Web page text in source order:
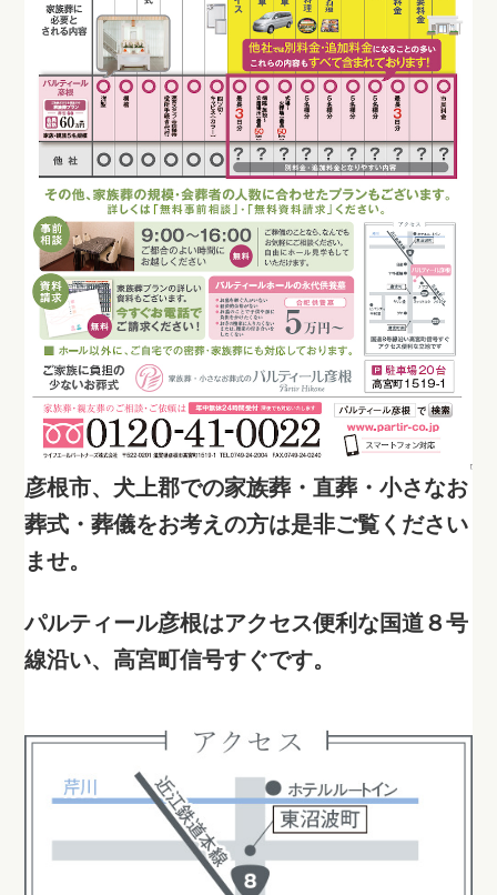
彦根市、犬上郡での家族葬・直葬・小さなお
葬式・葬儀をお考えの方は是非ご覧ください
ませ。
パルティール彦根はアクセス便利な国道８号
線沿い、高宮町信号すぐです。